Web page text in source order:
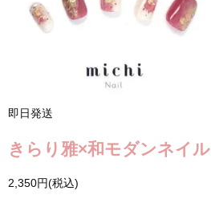
即日発送
きらり雅×和モダンネイル
2,350円(税込)